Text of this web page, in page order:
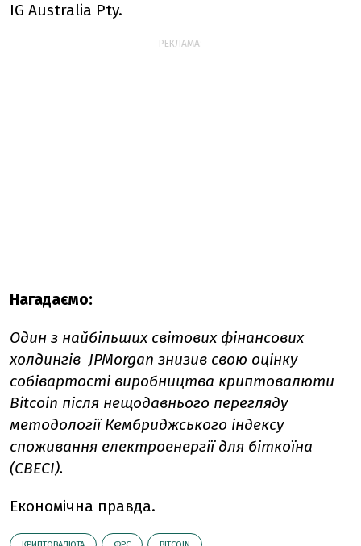
IG Australia Pty.
РЕКЛАМА:
Нагадаємо:
Один з найбільших світових фінансових
холдингів JPMorgan знизив свою оцінку
собівартості виробництва криптовалюти
Bitcoin після нещодавнього перегляду
методології Кембриджського індексу
споживання електроенергії для біткоїна
(CBECI).
Економічна правда.